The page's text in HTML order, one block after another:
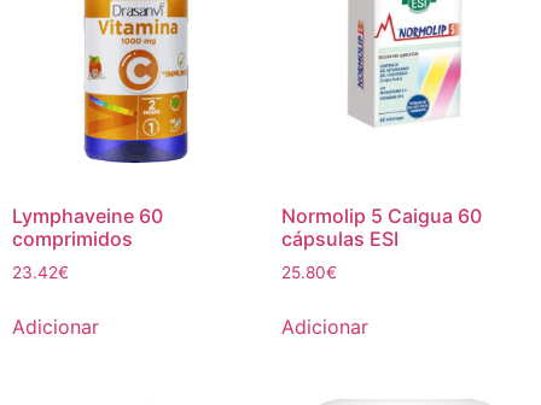
Lymphaveine 60
comprimidos
23.42€
Adicionar
Normolip 5 Caigua 60
cápsulas ESI
25.80€
Adicionar